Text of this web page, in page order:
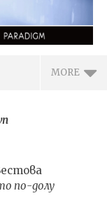
MORE
по-долу